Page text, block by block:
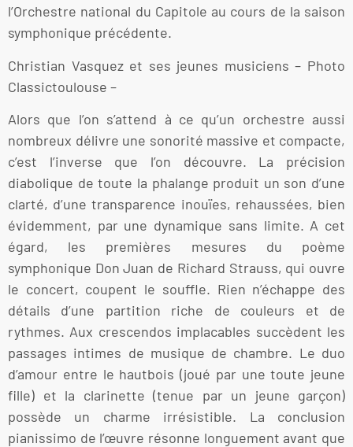
l’Orchestre national du Capitole au cours de la saison
symphonique précédente.
Christian Vasquez et ses jeunes musiciens – Photo
Classictoulouse –
Alors que l’on s’attend à ce qu’un orchestre aussi
nombreux délivre une sonorité massive et compacte,
c’est l’inverse que l’on découvre. La précision
diabolique de toute la phalange produit un son d’une
clarté, d’une transparence inouïes, rehaussées, bien
évidemment, par une dynamique sans limite. A cet
égard, les premières mesures du poème
symphonique Don Juan de Richard Strauss, qui ouvre
le concert, coupent le souffle. Rien n’échappe des
détails d’une partition riche de couleurs et de
rythmes. Aux crescendos implacables succèdent les
passages intimes de musique de chambre. Le duo
d’amour entre le hautbois (joué par une toute jeune
fille) et la clarinette (tenue par un jeune garçon)
possède un charme irrésistible. La conclusion
pianissimo de l’œuvre résonne longuement avant que